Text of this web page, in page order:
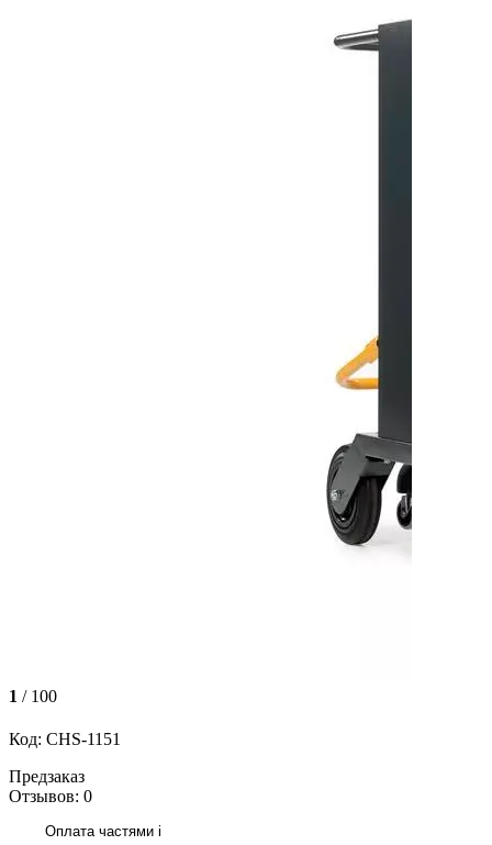
1 / 100
Код: CHS-1151
Предзаказ
Отзывов: 0
Оплата частями i